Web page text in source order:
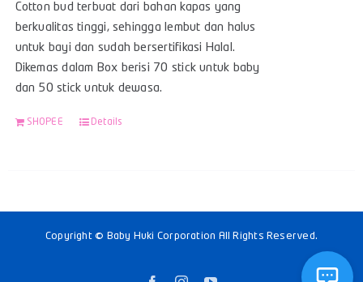
Cotton bud terbuat dari bahan kapas yang
berkualitas tinggi, sehingga lembut dan halus
untuk bayi dan sudah bersertifikasi Halal.
Dikemas dalam Box berisi 70 stick untuk baby
dan 50 stick untuk dewasa.
SHOPEE Details
Copyright © Baby Huki Corporation All Rights Reserved.